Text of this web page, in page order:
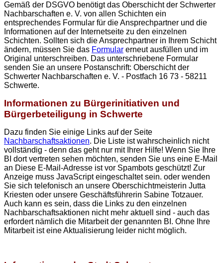
Gemäß der DSGVO benötigt das Oberschicht der Schwerter
Nachbarschaften e. V. von allen Schichten ein
entsprechendes Formular für die Ansprechpartner und die
Informationen auf der Internetseite zu den einzelnen
Schichten. Sollten sich die Ansprechpartner in Ihrem Schicht
ändern, müssen Sie das Formular erneut ausfüllen und im
Original unterschreiben. Das unterschriebene Formular
senden Sie an unsere Postanschrift: Oberschicht der
Schwerter Nachbarschaften e. V. - Postfach 16 73 - 58211
Schwerte.
Informationen zu Bürgerinitiativen und
Bürgerbeteiligung in Schwerte
Dazu finden Sie einige Links auf der Seite
Nachbarschaftsaktionen. Die Liste ist wahrscheinlich nicht
vollständig - denn das geht nur mit Ihrer Hilfe! Wenn Sie Ihre
BI dort vertreten sehen möchten, senden Sie uns eine E-Mail
an Diese E-Mail-Adresse ist vor Spambots geschützt! Zur
Anzeige muss JavaScript eingeschaltet sein. oder wenden
Sie sich telefonisch an unsere Oberschichtmeisterin Jutta
Kriesten oder unsere Geschäftsführerin Sabine Totzauer.
Auch kann es sein, dass die Links zu den einzelnen
Nachbarschaftsaktionen nicht mehr aktuell sind - auch das
erfordert nämlich die Mitarbeit der genannten BI. Ohne Ihre
Mitarbeit ist eine Aktualisierung leider nicht möglich.